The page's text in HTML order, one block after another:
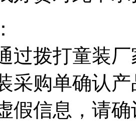
过拨打童装
采购单确认
假信息，请